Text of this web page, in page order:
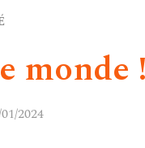
monde
2024